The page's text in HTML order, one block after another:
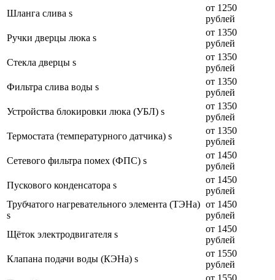
Шланга слива s
от 1250
рублей
Ручки дверцы люка s
от 1350
рублей
Стекла дверцы s
от 1350
рублей
Фильтра слива воды s
от 1350
рублей
Устройства блокировки люка (УБЛ) s
от 1350
рублей
Термостата (температурного датчика) s
от 1350
рублей
Сетевого фильтра помех (ФПС) s
от 1450
рублей
Пускового конденсатора s
от 1450
рублей
Трубчатого нагревательного элемента (ТЭНа)
s
от 1450
рублей
Щёток электродвигателя s
от 1450
рублей
Клапана подачи воды (КЭНа) s
от 1550
рублей
от 1550